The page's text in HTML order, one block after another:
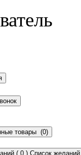
товары (0)
( 0 ) Список желаний